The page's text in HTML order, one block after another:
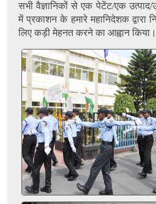
सभी वैज्ञानिकों से एक पेटेंट/एक
में प्रकाशन के हमारे महानिदेशक द्वारा
लिए कड़ी मेहनत करने का आह्वान किया।